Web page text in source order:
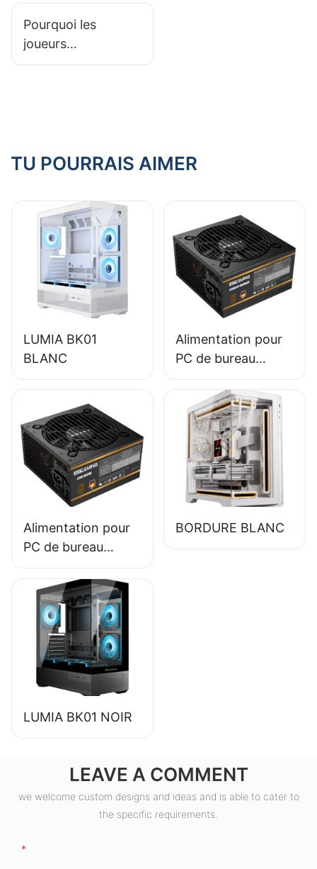
Pourquoi les
joueurs
professionnels
TU POURRAIS AIMER
LUMIA BK01
BLANC
Alimentation pour
PC de bureau
ESGAMING 650W,
module complet,
haute qualité,
rendement 85 %,
certification 80+
Bronze ESB650W
Alimentation pour
PC de bureau
ESGAMING 550W
haute qualité,
rendement 85%,
certification 80+
Bronze ESB550W
BORDURE BLANC
LUMIA BK01 NOIR
LEAVE A COMMENT
we welcome custom designs and ideas and is able to cater to
the specific requirements.